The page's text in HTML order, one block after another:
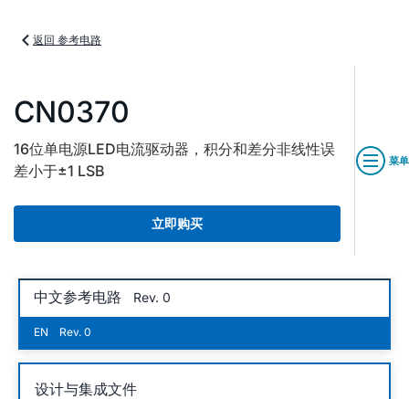
返回 参考电路
CN0370
16位单电源LED电流驱动器，积分和差分非线性误
差小于±1 LSB
立即购买
菜单
中文参考电路 Rev. 0
EN Rev. 0
设计与集成文件